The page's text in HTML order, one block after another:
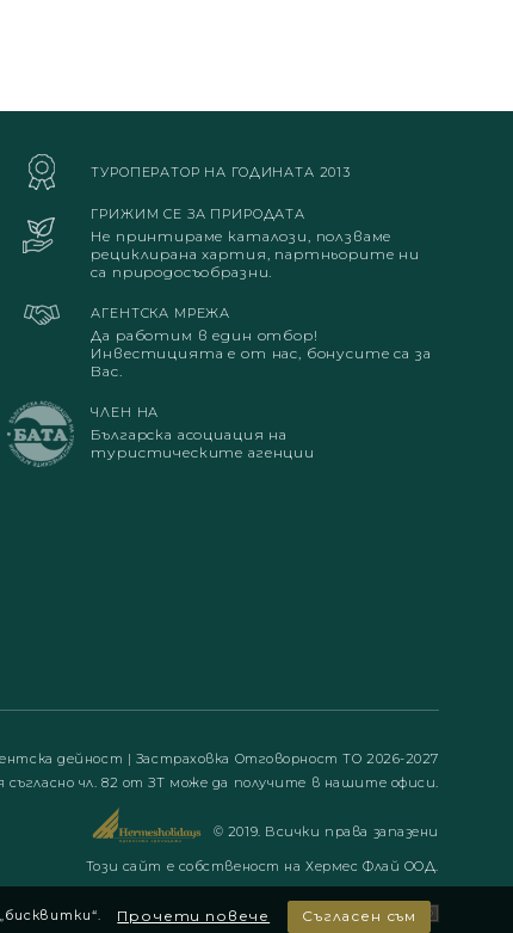
ТУРОПЕРАТОР НА ГОДИНАТА 2013
ГРИЖИМ СЕ ЗА ПРИРОДАТА
Не принтираме каталози, ползваме
рециклирана хартия, партньорите ни
са природосъобразни.
АГЕНТСКА МРЕЖА
Да работим в един отбор!
Инвестицията е от нас, бонусите са за
Вас.
ЧЛЕН НА
Българска асоциация на
туристическите агенции
дейност | Застраховка Отговорност ТО 2026-2027
съгласно чл. 82 от ЗТ може да получите в нашите офиси.
© 2019. Всички права запазени
Този сайт е собственост на Хермес Флай ООД.
Прочети повече Съгласен съм